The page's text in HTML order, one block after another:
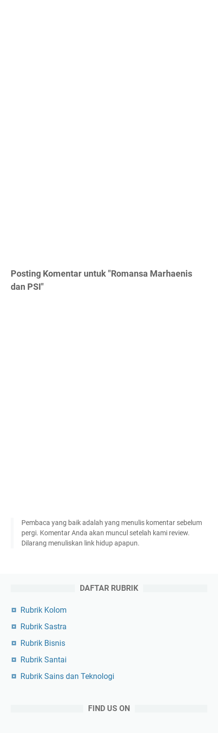
Posting Komentar untuk "Romansa Marhaenis
dan PSI"
Pembaca yang baik adalah yang menulis komentar sebelum
pergi. Komentar Anda akan muncul setelah kami review.
Dilarang menuliskan link hidup apapun.
DAFTAR RUBRIK
Rubrik Kolom
Rubrik Sastra
Rubrik Bisnis
Rubrik Santai
Rubrik Sains dan Teknologi
FIND US ON